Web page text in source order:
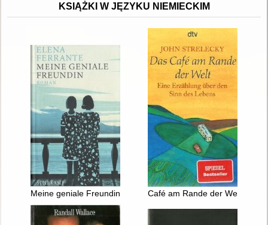
KSIĄŻKI W JĘZYKU NIEMIECKIM
Meine geniale Freundin : RomanCafé am Rande der Welt :